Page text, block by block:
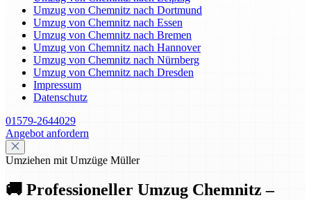
Umzug von Chemnitz nach Dortmund
Umzug von Chemnitz nach Essen
Umzug von Chemnitz nach Bremen
Umzug von Chemnitz nach Hannover
Umzug von Chemnitz nach Nürnberg
Umzug von Chemnitz nach Dresden
Impressum
Datenschutz
01579-2644029
Angebot anfordern
Umziehen mit Umzüge Müller
🚚 Professioneller Umzug Chemnitz –